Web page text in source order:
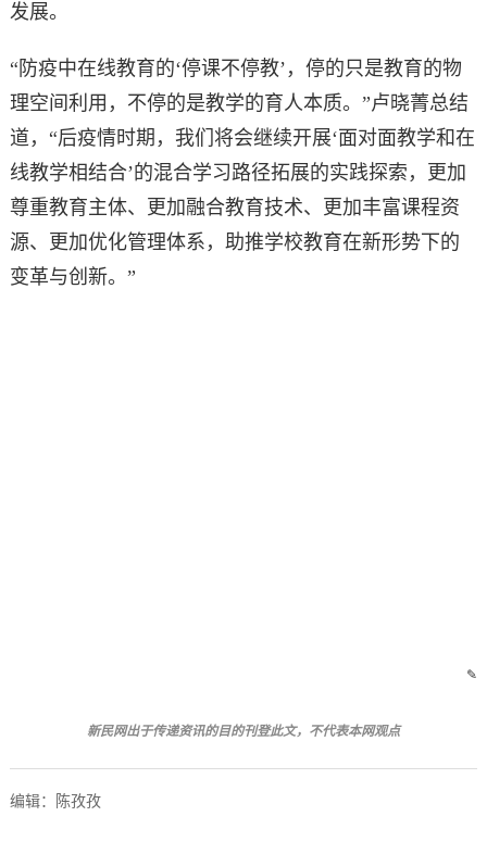
发展。
“防疫中在线教育的‘停课不停教’，停的只是教育的物
理空间利用，不停的是教学的育人本质。”卢晓菁总结
道，“后疫情时期，我们将会继续开展‘面对面教学和在
线教学相结合’的混合学习路径拓展的实践探索，更加
尊重教育主体、更加融合教育技术、更加丰富课程资
源、更加优化管理体系，助推学校教育在新形势下的
变革与创新。”
✎
新民网出于传递资讯的目的刊登此文，不代表本网观点
编辑：陈孜孜